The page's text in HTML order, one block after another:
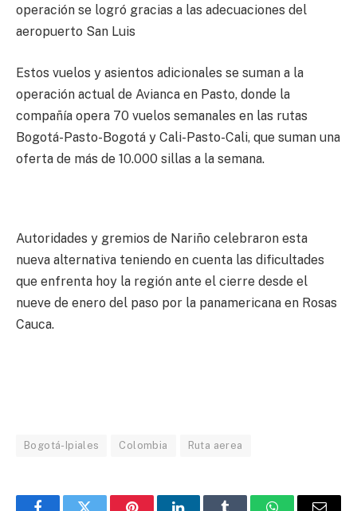
operación se logró gracias a las adecuaciones del
aeropuerto San Luis
Estos vuelos y asientos adicionales se suman a la
operación actual de Avianca en Pasto, donde la
compañía opera 70 vuelos semanales en las rutas
Bogotá-Pasto-Bogotá y Cali-Pasto-Cali, que suman una
oferta de más de 10.000 sillas a la semana.
Autoridades y gremios de Nariño celebraron esta
nueva alternativa teniendo en cuenta las dificultades
que enfrenta hoy la región ante el cierre desde el
nueve de enero del paso por la panamericana en Rosas
Cauca.
Bogotá-Ipiales Colombia Ruta aerea